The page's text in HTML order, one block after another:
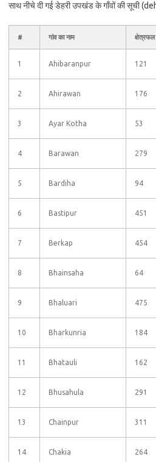
साथ नीचे दी गई डेहरी उपखंड के गाँवों की सूची
# गांव का नाम
1 Ahibaranpur 121
2 Ahirawan 176
3 Ayar Kotha 53
4 Barawan 279
5 Bardiha 94
6 Bastipur 451
7 Berkap 454
8 Bhainsaha 64
9 Bhaluari 475
10 Bharkunria 184
11 Bhatauli 162
12 Bhusahula 291
13 Chainpur 311
14 Chakia 264